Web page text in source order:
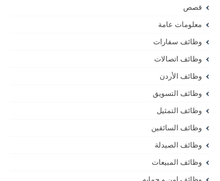
قصص
معلومات عامة
وظائف سفارات
وظائف اتصالات
وظائف الأردن
وظائف التسويق
وظائف التمثيل
وظائف السائقين
وظائف الصيدلة
وظائف المبيعات
وظائف امن و حمايه